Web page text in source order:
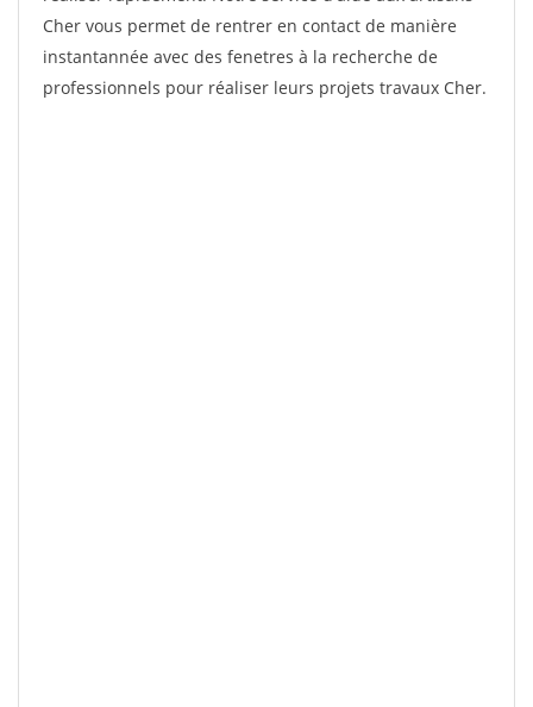
Cher vous permet de rentrer en contact de manière
instantannée avec des fenetres à la recherche de
professionnels pour réaliser leurs projets travaux Cher.